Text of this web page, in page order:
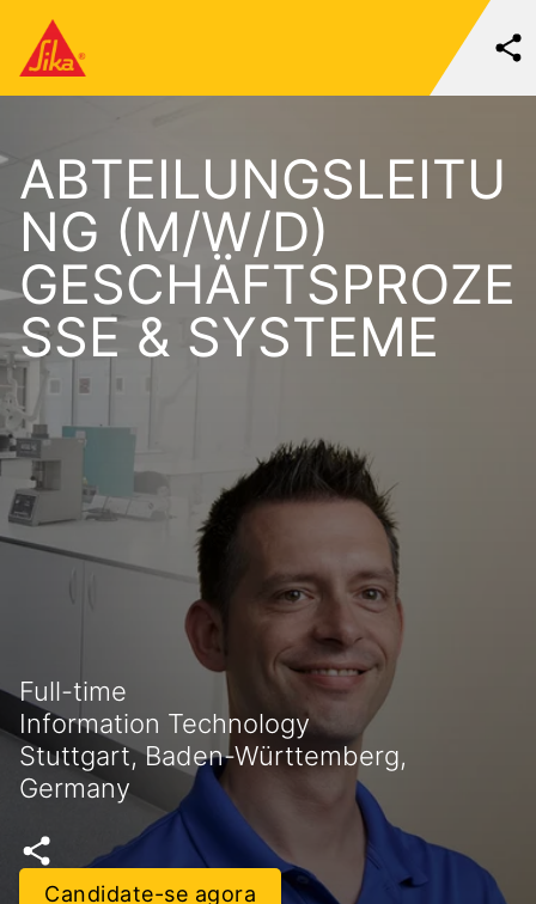
ABTEILUNGSLEITU
NG (M/W/D)
GESCHÄFTSPROZE
SSE & SYSTEME
Full-time
Information Technology
Stuttgart, Baden-Württemberg,
Germany
Candidate-se agora